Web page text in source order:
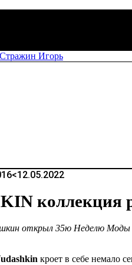
<12.05.2022
коллекция
открыл 35ю Неделю Моды в
кроет в себе немало